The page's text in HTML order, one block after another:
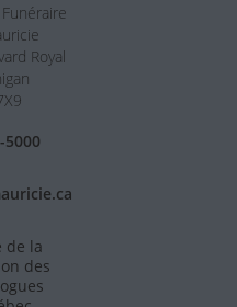
Royal
5000
de la
des